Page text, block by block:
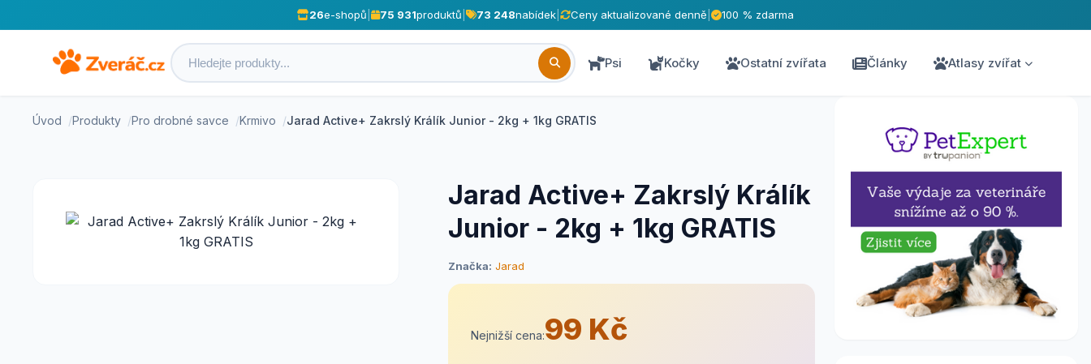
26e-shopů 75 931produktů 73 248nabídek Ceny aktualizované denně 100 % zdarma
Psi Kočky Ostatní zvířata Články Atlasy zvířat
Úvod Produkty Pro drobné savce Krmivo Jarad Active+ Zakrslý Králík Junior - 2kg + 1kg GRATIS
Jarad Active+ Zakrslý Králík
Junior - 2kg + 1kg GRATIS
Značka: Jarad
Nejnižší cena:99 Kč